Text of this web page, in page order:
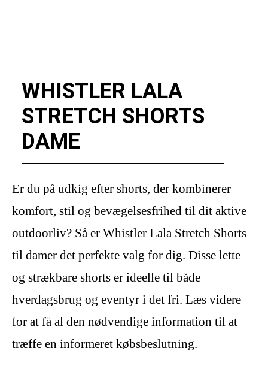
WHISTLER LALA
STRETCH SHORTS
DAME
Er du på udkig efter shorts, der kombinerer
komfort, stil og bevægelsesfrihed til dit aktive
outdoorliv? Så er Whistler Lala Stretch Shorts
til damer det perfekte valg for dig. Disse lette
og strækbare shorts er ideelle til både
hverdagsbrug og eventyr i det fri. Læs videre
for at få al den nødvendige information til at
træffe en informeret købsbeslutning.